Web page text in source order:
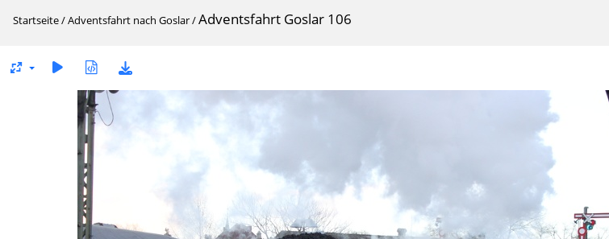
Startseite/Adventsfahrt nach Goslar/Adventsfahrt Goslar 106